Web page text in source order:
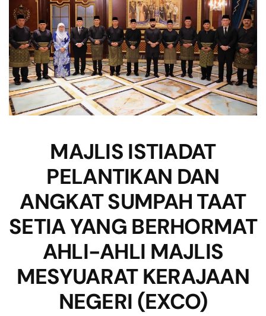
MAJLIS ISTIADAT
PELANTIKAN DAN
ANGKAT SUMPAH TAAT
SETIA YANG BERHORMAT
AHLI-AHLI MAJLIS
MESYUARAT KERAJAAN
NEGERI (EXCO)